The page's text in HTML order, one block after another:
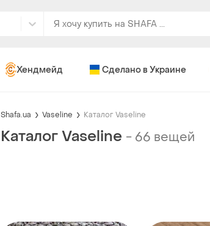
Хендмейд Сделано в Украине
Shafa.ua Vaseline Каталог Vaseline
Каталог Vaseline - 66 вещей